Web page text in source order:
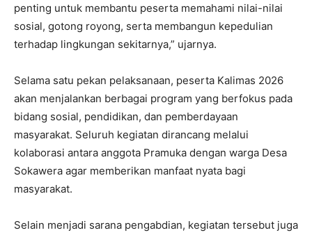
penting untuk membantu peserta memahami nilai-nilai
sosial, gotong royong, serta membangun kepedulian
terhadap lingkungan sekitarnya,” ujarnya.
Selama satu pekan pelaksanaan, peserta Kalimas 2026
akan menjalankan berbagai program yang berfokus pada
bidang sosial, pendidikan, dan pemberdayaan
masyarakat. Seluruh kegiatan dirancang melalui
kolaborasi antara anggota Pramuka dengan warga Desa
Sokawera agar memberikan manfaat nyata bagi
masyarakat.
Selain menjadi sarana pengabdian, kegiatan tersebut juga